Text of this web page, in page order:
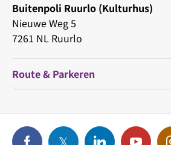
Buitenpoli Ruurlo (Kulturhus)
Nieuwe Weg 5
7261 NL Ruurlo
Route & Parkeren